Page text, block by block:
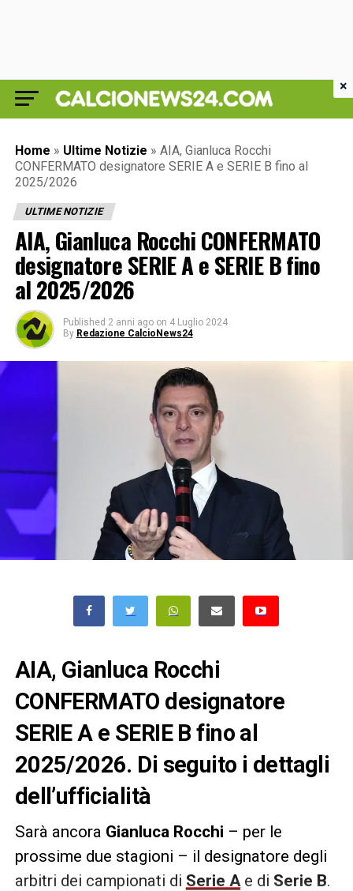
Home » Ultime Notizie » AIA, Gianluca Rocchi
CONFERMATO designatore SERIE A e SERIE B fino al
2025/2026
ULTIME NOTIZIE
AIA, Gianluca Rocchi CONFERMATO
designatore SERIE A e SERIE B fino
al 2025/2026
Published 2 anni ago on 4 Luglio 2024
By Redazione CalcioNews24
AIA, Gianluca Rocchi
CONFERMATO designatore
SERIE A e SERIE B fino al
2025/2026. Di seguito i dettagli
dell’ufficialità
Sarà ancora Gianluca Rocchi – per le
prossime due stagioni – il designatore degli
arbitri dei campionati di Serie Ae di Serie B.
×